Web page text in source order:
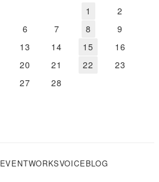
1
2
6 7 8
9
13 14 15
16
20 21 22
23
27
28
EVENTWORKSVOICEBLOG